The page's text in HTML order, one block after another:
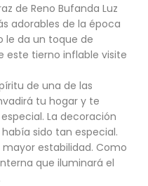
de Reno Bufanda Luz
adorables de la época
le da un toque de
este tierno inflable visite
de una de las
tu hogar y te
La decoración
sido tan especial.
estabilidad. Como
que iluminará el